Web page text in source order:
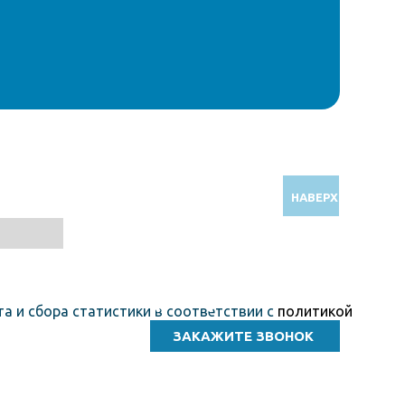
НАВЕРХ
сбора статистики в соответствии с политикой